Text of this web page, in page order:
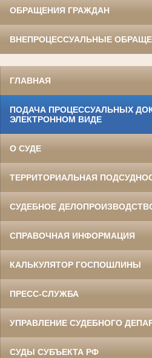
ОБРАЩЕНИЯ ГРАЖДАН
ВНЕПРОЦЕССУАЛЬНЫЕ
ГЛАВНАЯ
ПОДАЧА ПРОЦЕССУАЛЬНЫХ
ЭЛЕКТРОННОМ ВИДЕ
О СУДЕ
ТЕРРИТОРИАЛЬНАЯ
СУДЕБНОЕ
СПРАВОЧНАЯ ИНФОРМАЦИЯ
КАЛЬКУЛЯТОР ГОСПОШЛИНЫ
ПРЕСС-СЛУЖБА
УПРАВЛЕНИЕ СУДЕБНОГО
СУДЫ СУБЪЕКТА РФ